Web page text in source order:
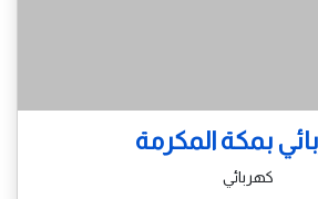
بمكة المكرمة
كهربائي